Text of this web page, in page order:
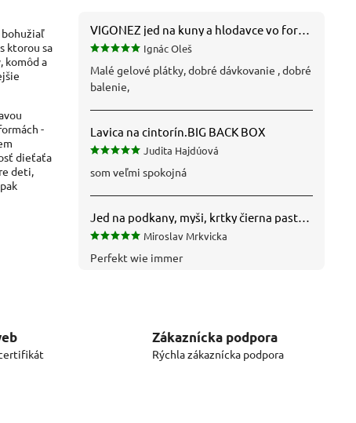
VIGONEZ jed na kuny a hlodavce vo forme pasty 1,5 kg
Ignác Oleš
Malé gelové plátky, dobré dávkovanie , dobré
balenie,
Lavica na cintorín.BIG BACK BOX
Judita Hajdúová
som veľmi spokojná
Jed na podkany, myši, krtky čierna pasta silná 1 kg VYPR
Miroslav Mrkvicka
Perfekt wie immer
bohužiaľ
ktorou sa
komôd a
-
dieťaťa
deti,
Zákaznícka podpora
Rýchla zákaznícka podpora